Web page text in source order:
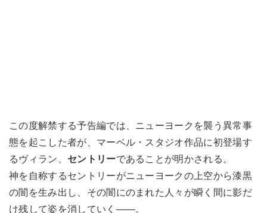
この度解禁する予告編では、ニューヨークを襲う異常事
態を起こした者が、マーベル・スタジオ作品に初登場す
るヴィラン、 セントリーであることが明かされる。
神を自称するセントリーがニューヨークの上空から漆黒
の闇を生み出し、その闇にのまれた人々が瞬く間に影だ
け残して姿を消していく――。